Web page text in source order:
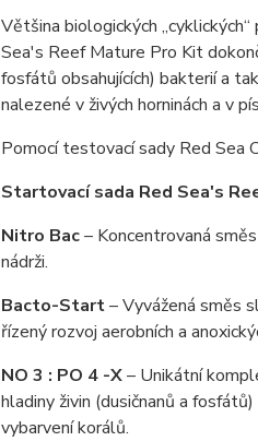
Většina biologických
Sea's Reef Mature Pro Kit
fosfátů obsahujících) bakterií a
nalezené v živých horninách a v
Pomocí testovací sady Red Sea
Startovací sada Red Sea's
Nitro Bac– Koncentrovaná
nádrži.
Bacto-Start– Vyvážená směs
řízený rozvoj aerobních a
NO 3 : PO 4 -X– Unikátní
hladiny živin (dusičnanů a
vybarvení korálů.